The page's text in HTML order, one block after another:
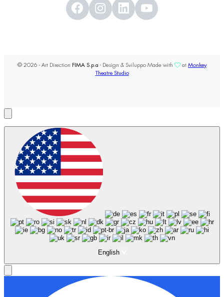
© 2026 - Art Direction FIMA S.p.a - Design & Sviluppo Made with at Monkey
Theatre Studio
English